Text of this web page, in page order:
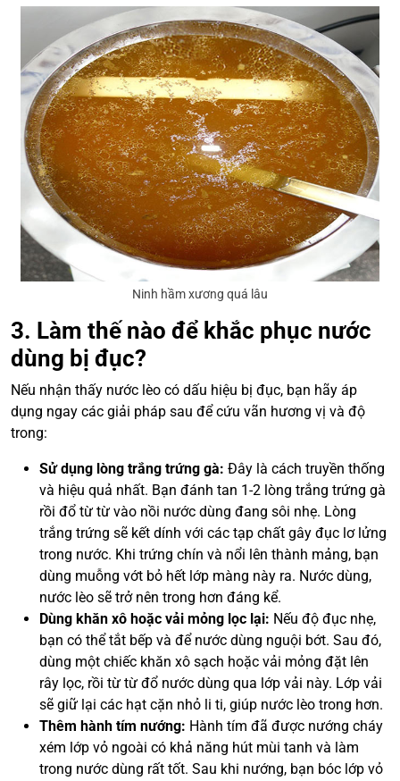
Ninh hầm xương quá lâu
3. Làm thế nào để khắc phục nước
dùng bị đục?
Nếu nhận thấy nước lèo có dấu hiệu bị đục, bạn hãy áp
dụng ngay các giải pháp sau để cứu vãn hương vị và độ
trong:
Sử dụng lòng trắng trứng gà: Đây là cách truyền thống
và hiệu quả nhất. Bạn đánh tan 1-2 lòng trắng trứng gà
rồi đổ từ từ vào nồi nước dùng đang sôi nhẹ. Lòng
trắng trứng sẽ kết dính với các tạp chất gây đục lơ lửng
trong nước. Khi trứng chín và nổi lên thành mảng, bạn
dùng muỗng vớt bỏ hết lớp màng này ra. Nước dùng,
nước lèo sẽ trở nên trong hơn đáng kể.
Dùng khăn xô hoặc vải mỏng lọc lại: Nếu độ đục nhẹ,
bạn có thể tắt bếp và để nước dùng nguội bớt. Sau đó,
dùng một chiếc khăn xô sạch hoặc vải mỏng đặt lên
rây lọc, rồi từ từ đổ nước dùng qua lớp vải này. Lớp vải
sẽ giữ lại các hạt cặn nhỏ li ti, giúp nước lèo trong hơn.
Thêm hành tím nướng: Hành tím đã được nướng cháy
xém lớp vỏ ngoài có khả năng hút mùi tanh và làm
trong nước dùng rất tốt. Sau khi nướng, bạn bóc lớp vỏ